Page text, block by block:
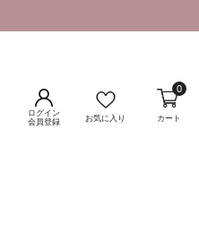
ログイン
会員登録
お気に入り カート
0